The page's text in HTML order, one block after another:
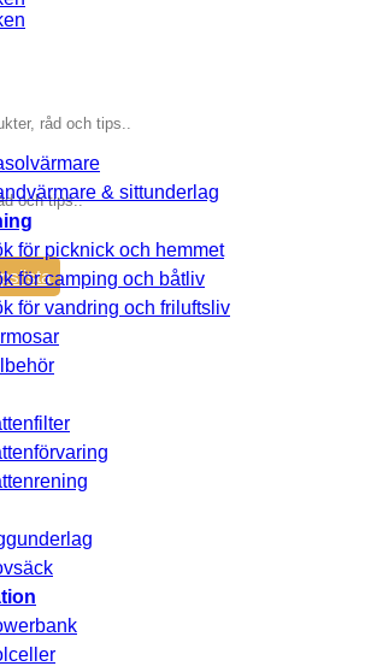
& sittunderlag
för picknick och hemmet
för camping och båtliv
för vandring och friluftsliv